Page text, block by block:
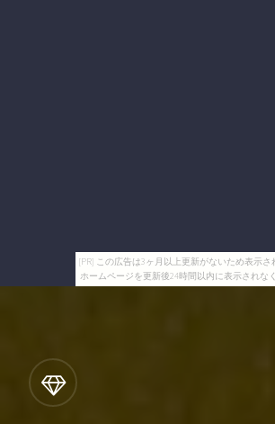
[PR] この広告は3ヶ月以上更新がないため表示さ
ホームページを更新後24時間以内に表示されな